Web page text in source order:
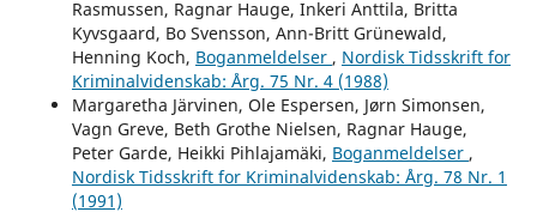
Rasmussen, Ragnar Hauge, Inkeri Anttila, Britta
Kyvsgaard, Bo Svensson, Ann-Britt Grünewald,
Henning Koch, Boganmeldelser , Nordisk Tidsskrift for
Kriminalvidenskab: Årg. 75 Nr. 4 (1988)
Margaretha Järvinen, Ole Espersen, Jørn Simonsen,
Vagn Greve, Beth Grothe Nielsen, Ragnar Hauge,
Peter Garde, Heikki Pihlajamäki, Boganmeldelser ,
Nordisk Tidsskrift for Kriminalvidenskab: Årg. 78 Nr. 1
(1991)